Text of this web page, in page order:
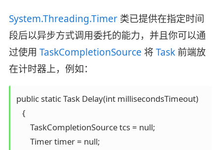
System.Threading.Timer类已提供在指定时间
段后以异步方式调用委托的能力，并且你可以通
过使用 TaskCompletionSource 将Task前端放
在计时器上，例如：
public static Task Delay(int millisecondsTimeout)
   {
       TaskCompletionSource tcs = null;
       Timer timer = null;